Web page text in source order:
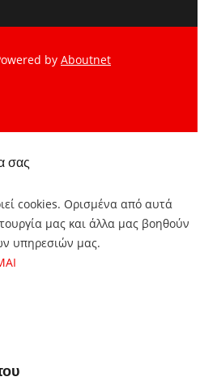
by Aboutnet
σας
cookies. Ορισμένα από αυτά
μας και άλλα μας βοηθούν
υπηρεσιών μας.